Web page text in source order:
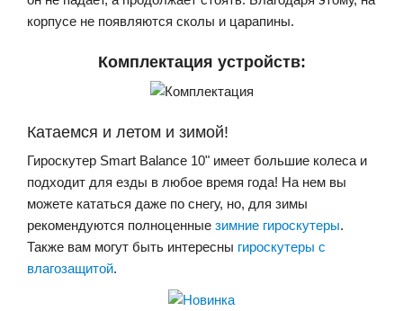
корпусе не появляются сколы и царапины.
Комплектация устройств:
Катаемся и летом и зимой!
Гироскутер Smart Balance 10" имеет большие колеса и
подходит для езды в любое время года! На нем вы
можете кататься даже по снегу, но, для зимы
рекомендуются полноценные зимние гироскутеры.
Также вам могут быть интересны гироскутеры с
влагозащитой.